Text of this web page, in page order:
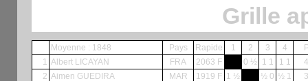
Grille
Moyenne : 1848 Pays Rapide 1 2 3 4
1 Albert LICAYAN FRA 2063 F 0 ½ 1 1 1 1
2 Aimen GUEDIRA MAR 1919 F 1 ½ ½ 0 ½ 1